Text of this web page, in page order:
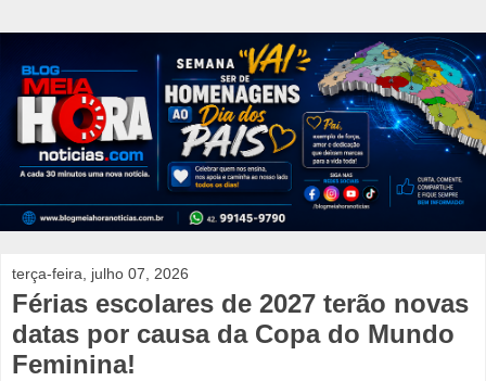
terça-feira, julho 07, 2026
Férias escolares de 2027 terão novas
datas por causa da Copa do Mundo
Feminina!